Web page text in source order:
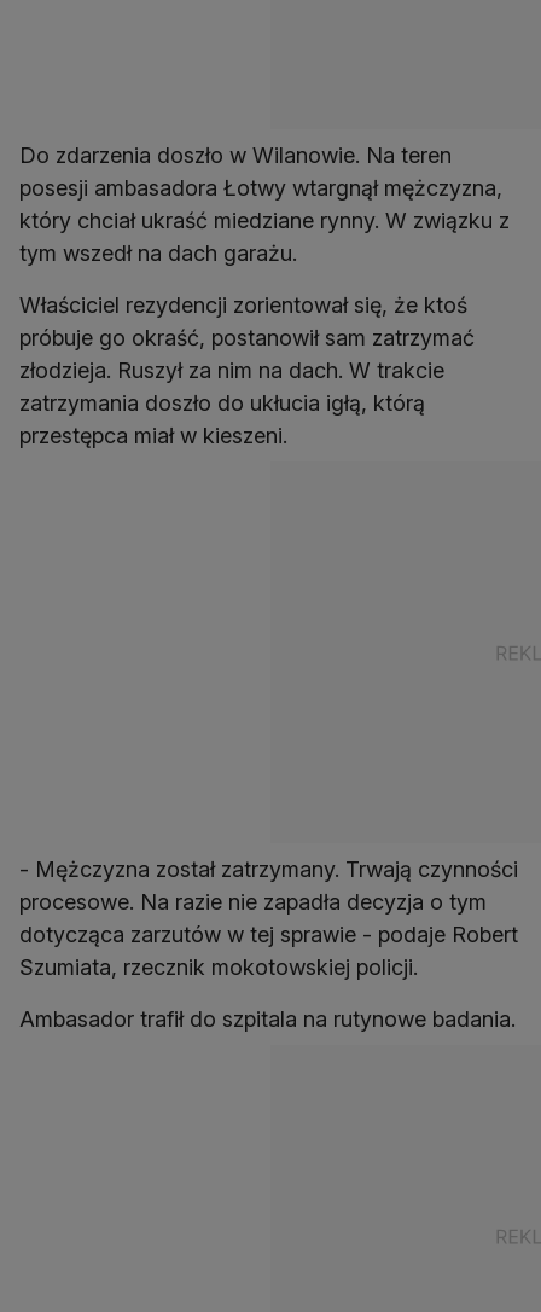
Do zdarzenia doszło w Wilanowie. Na teren
posesji ambasadora Łotwy wtargnął mężczyzna,
który chciał ukraść miedziane rynny. W związku z
tym wszedł na dach garażu.
Właściciel rezydencji zorientował się, że ktoś
próbuje go okraść, postanowił sam zatrzymać
złodzieja. Ruszył za nim na dach. W trakcie
zatrzymania doszło do ukłucia igłą, którą
przestępca miał w kieszeni.
- Mężczyzna został zatrzymany. Trwają czynności
procesowe. Na razie nie zapadła decyzja o tym
dotycząca zarzutów w tej sprawie - podaje Robert
Szumiata, rzecznik mokotowskiej policji.
Ambasador trafił do szpitala na rutynowe badania.